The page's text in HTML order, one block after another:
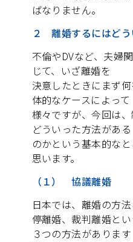
ばなりません。
２ 離婚するにはど
不倫やDVなど、夫婦
じて、いざ離婚を
決意したときにまず
体的なケースによって
様々ですが、今回は
どういった方法がある
のかという基本的な
思います。
（１） 協議離婚
日本では、離婚の方
停離婚、裁判離婚とい
３つの方法がありま